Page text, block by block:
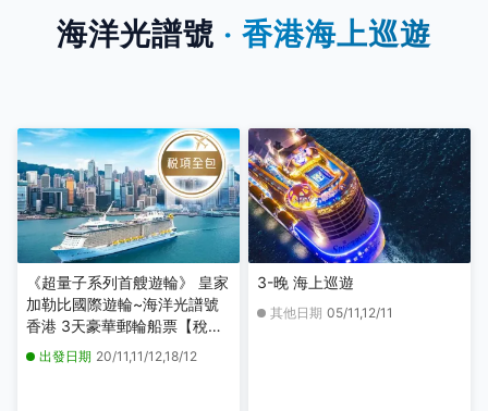
海洋光譜號 ‧ 香港海上巡遊
《超量子系列首艘遊輪》 皇家
加勒比國際遊輪~海洋光譜號
香港 3天豪華郵輪船票【稅項
全包】【香港啟德郵輪碼頭往
返】
出發日期 20/11,11/12,18/12
3-晚 海上巡遊
其他日期 05/11,12/11